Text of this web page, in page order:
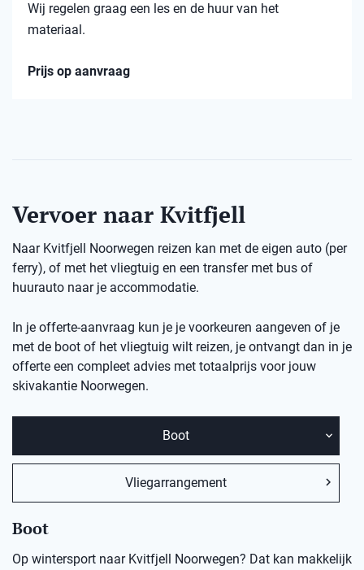
Wij regelen graag een les en de huur van het
materiaal.
Prijs op aanvraag
Vervoer naar Kvitfjell
Naar Kvitfjell Noorwegen reizen kan met de eigen auto (per
ferry), of met het vliegtuig en een transfer met bus of
huurauto naar je accommodatie.
In je offerte-aanvraag kun je je voorkeuren aangeven of je
met de boot of het vliegtuig wilt reizen, je ontvangt dan in je
offerte een compleet advies met totaalprijs voor jouw
skivakantie Noorwegen.
Boot
Vliegarrangement
Boot
Op wintersport naar Kvitfjell Noorwegen? Dat kan makkelijk